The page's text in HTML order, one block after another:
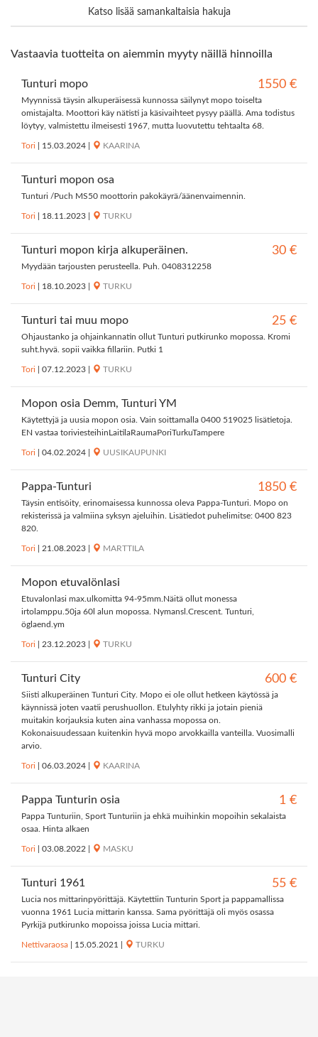
Katso lisää samankaltaisia hakuja
Vastaavia tuotteita on aiemmin myyty näillä hinnoilla
Tunturi mopo 1550 €
Myynnissä täysin alkuperäisessä kunnossa säilynyt mopo toiselta
omistajalta. Moottori käy nätisti ja käsivaihteet pysyy päällä. Ama todistus
löytyy, valmistettu ilmeisesti 1967, mutta luovutettu tehtaalta 68.
Tori 15.03.2024 KAARINA
Tunturi mopon osa
Tunturi /Puch MS50 moottorin pakokäyrä/äänenvaimennin.
Tori 18.11.2023 TURKU
Tunturi mopon kirja alkuperäinen. 30 €
Myydään tarjousten perusteella. Puh. 0408312258
Tori 18.10.2023 TURKU
Tunturi tai muu mopo 25 €
Ohjaustanko ja ohjainkannatin ollut Tunturi putkirunko mopossa. Kromi
suht.hyvä. sopii vaikka fillariin. Putki 1
Tori 07.12.2023 TURKU
Mopon osia Demm, Tunturi YM
Käytettyjä ja uusia mopon osia. Vain soittamalla 0400 519025 lisätietoja.
EN vastaa toriviesteihinLaitilaRaumaPoriTurkuTampere
Tori 04.02.2024 UUSIKAUPUNKI
Pappa-Tunturi 1850 €
Täysin entisöity, erinomaisessa kunnossa oleva Pappa-Tunturi. Mopo on
rekisterissä ja valmiina syksyn ajeluihin. Lisätiedot puhelimitse: 0400 823
820.
Tori 21.08.2023 MARTTILA
Mopon etuvalönlasi
Etuvalonlasi max.ulkomitta 94-95mm.Näitä ollut monessa
irtolamppu.50ja 60l alun mopossa. Nymansl.Crescent. Tunturi,
öglaend.ym
Tori 23.12.2023 TURKU
Tunturi City 600 €
Siisti alkuperäinen Tunturi City. Mopo ei ole ollut hetkeen käytössä ja
käynnissä joten vaatii perushuollon. Etulyhty rikki ja jotain pieniä
muitakin korjauksia kuten aina vanhassa mopossa on.
Kokonaisuudessaan kuitenkin hyvä mopo arvokkailla vanteilla. Vuosimalli
arvio.
Tori 06.03.2024 KAARINA
Pappa Tunturin osia 1 €
Pappa Tunturiin, Sport Tunturiin ja ehkä muihinkin mopoihin sekalaista
osaa. Hinta alkaen
Tori 03.08.2022 MASKU
Tunturi 1961 55 €
Lucia nos mittarinpyörittäjä. Käytettiin Tunturin Sport ja pappamallissa
vuonna 1961 Lucia mittarin kanssa. Sama pyörittäjä oli myös osassa
Pyrkijä putkirunko mopoissa joissa Lucia mittari.
Nettivaraosa 15.05.2021 TURKU